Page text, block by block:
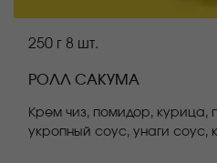
250 г 8 шт.
РОЛЛ САКУМА
Крем чиз, помидор, курица,
укропный соус, унаги соус,